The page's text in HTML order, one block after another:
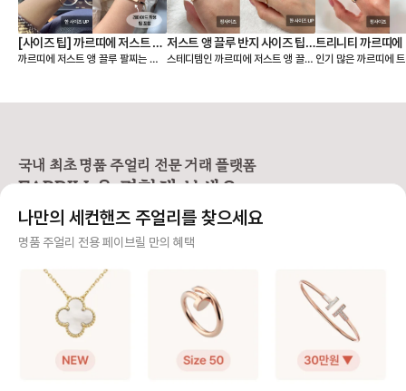
[사이즈 팁] 까르띠에 저스트 앵
끌루 팔찌, 여리여리 핏은 이렇
까르띠에 저스트 앵 끌루 팔찌는 얇
손목에 밀착되는 디자인이라, 사이즈
씬 쉬워져요. • 어떤 모델을 살 것인
지 (스몰 or 클래식) • 레이어드까지
❶ 스몰(sm) 모델 얇고 손목을 가볍
게 감싸서 여리여리한 느낌을 주는
디자인으로 너무 헐거우면 특유의 라
는 정도가 좋습니다. ✔️ 내 손목 둘레
에서 한 사이즈 크게 선택을 추천해
요. 👉 예: 손목 둘레 14cm → 15
몰보다 두께감이 확실히 느껴지는 타
존재감 있는 팔찌를 찾는 분들이 선
저스트 앵 끌루 반지 사이즈 팁,
착샷
스테디템인 까르띠에 저스트 앵 끌루
은 못을 굽혀 만든 형태가 특징이라
스테디셀러로 꾸준히 사랑받고 있어
요. [사이즈 선택 가이드] ❶ 한 사이
정사이즈로 착용하면 헤드 부분이 손
타이트하게 맞추면 못 머리 부분이
수에서 한 사이즈 업을 가장 많이 선
택합니다. 예: 평소 51호 착용 → 저
스트 앵 끌루 52호 추천 ❷ 손가락
컨디션 고려 🧐 손가락 굵기는 계절,
체온, 붓기에 따라 달라질 수 있어
지고, 오후에는 여유가 생기는 편이
트리니티 까르띠에
팁, 착샷
인기 많은 까르띠에
우골드, 화이트골드,
맞물려 돌아가는 디
적으로 평소 사이즈와
즈를 가장 먼저 추천해요. 다만
락에 살이 있는 편이
하게 튀어나와 보일
예: 평소 49호 착용 👉 트리니
국내 최초 명품 주얼리 전문 거래 플랫폼
FABRILL을 경험해 보세요.
사기 걱정 없는 안전 결제
니면 반환해 드려요.
주얼리 전문 이중 검수
주얼리 검수에 특화된 페이브릴 검수팀과 전문 감정사가 컨디션 및 정품 여부를 철저하고 꼼꼼하
게 확인해요.
나만의 세컨핸즈 주얼리를 찾으세요
명품 주얼리 전용 페이브릴 만의 혜택